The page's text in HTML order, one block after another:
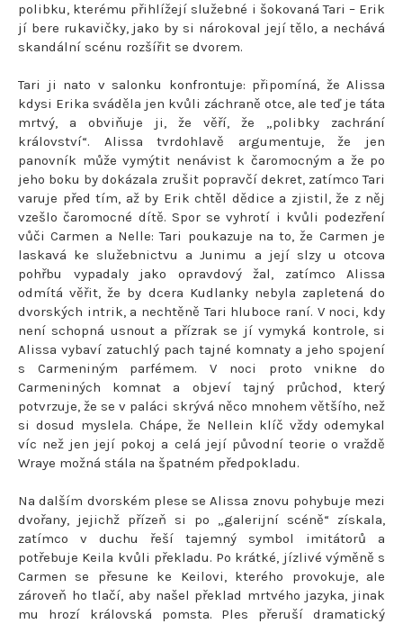
polibku, kterému přihlížejí služebné i šokovaná Tari – Erik
jí bere rukavičky, jako by si nárokoval její tělo, a nechává
skandální scénu rozšířit se dvorem.
Tari ji nato v salonku konfrontuje: připomíná, že Alissa
kdysi Erika sváděla jen kvůli záchraně otce, ale teď je táta
mrtvý, a obviňuje ji, že věří, že „polibky zachrání
království“. Alissa tvrdohlavě argumentuje, že jen
panovník může vymýtit nenávist k čaromocným a že po
jeho boku by dokázala zrušit popravčí dekret, zatímco Tari
varuje před tím, až by Erik chtěl dědice a zjistil, že z něj
vzešlo čaromocné dítě. Spor se vyhrotí i kvůli podezření
vůči Carmen a Nelle: Tari poukazuje na to, že Carmen je
laskavá ke služebnictvu a Junimu a její slzy u otcova
pohřbu vypadaly jako opravdový žal, zatímco Alissa
odmítá věřit, že by dcera Kudlanky nebyla zapletená do
dvorských intrik, a nechtěně Tari hluboce raní. V noci, kdy
není schopná usnout a přízrak se jí vymyká kontrole, si
Alissa vybaví zatuchlý pach tajné komnaty a jeho spojení
s Carmeniným parfémem. V noci proto vnikne do
Carmeniných komnat a objeví tajný průchod, který
potvrzuje, že se v paláci skrývá něco mnohem většího, než
si dosud myslela. Chápe, že Nellein klíč vždy odemykal
víc než jen její pokoj a celá její původní teorie o vraždě
Wraye možná stála na špatném předpokladu.
Na dalším dvorském plese se Alissa znovu pohybuje mezi
dvořany, jejichž přízeň si po „galerijní scéně“ získala,
zatímco v duchu řeší tajemný symbol imitátorů a
potřebuje Keila kvůli překladu. Po krátké, jízlivé výměně s
Carmen se přesune ke Keilovi, kterého provokuje, ale
zároveň ho tlačí, aby našel překlad mrtvého jazyka, jinak
mu hrozí královská pomsta. Ples přeruší dramatický